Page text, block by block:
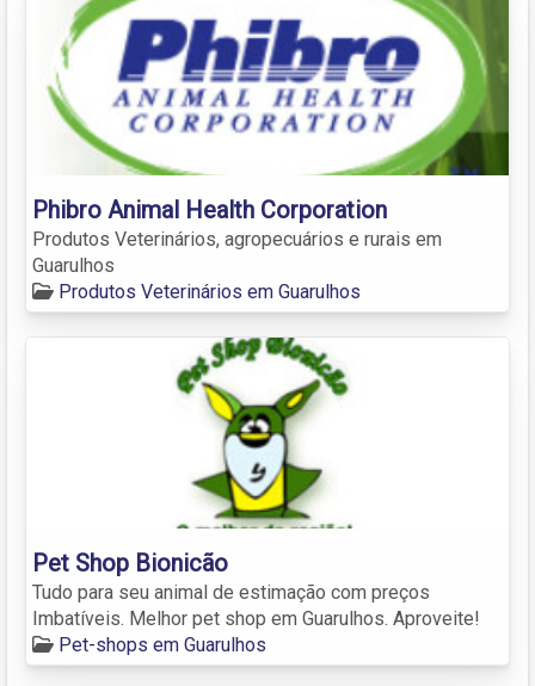
Phibro Animal Health Corporation
Produtos Veterinários, agropecuários e rurais em
Guarulhos
Produtos Veterinários em Guarulhos
Pet Shop Bionicão
Tudo para seu animal de estimação com preços
Imbatíveis. Melhor pet shop em Guarulhos. Aproveite!
Pet-shops em Guarulhos